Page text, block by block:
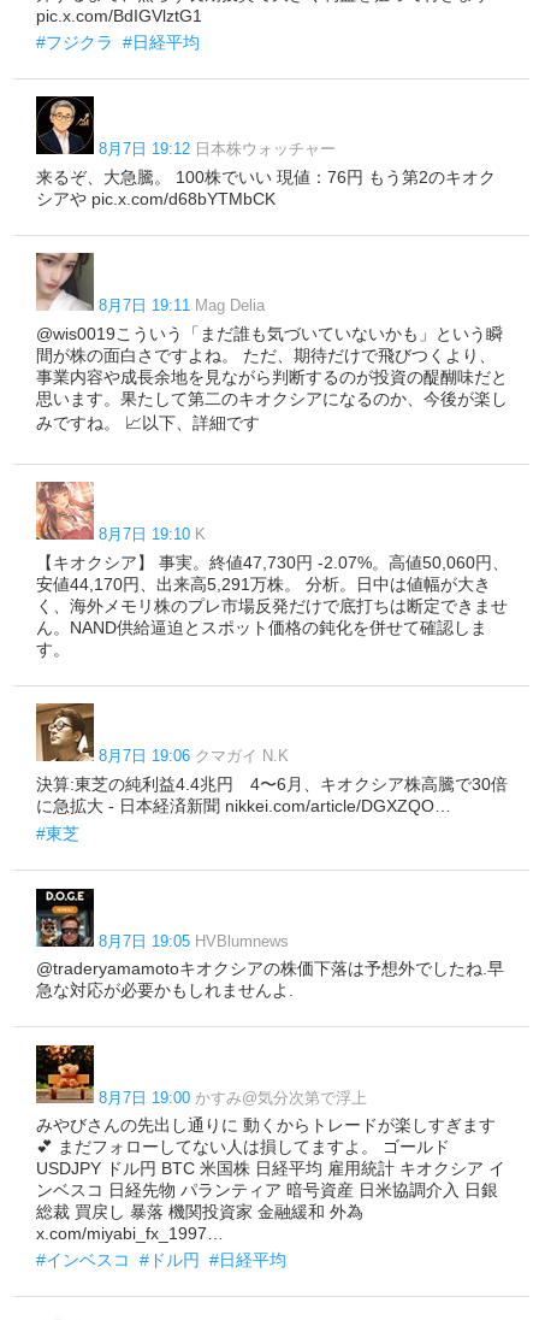
pic.x.com/BdIGVlztG1
#フジクラ
#日経平均
8月7日 19:12 日本株ウォッチャー
来るぞ、大急騰。 100株でいい 現値：76円 もう第2のキオク
シアや pic.x.com/d68bYTMbCK
8月7日 19:11 Mag Delia
@wis0019こういう「まだ誰も気づいていないかも」という瞬
間が株の面白さですよね。 ただ、期待だけで飛びつくより、
事業内容や成長余地を見ながら判断するのが投資の醍醐味だと
思います。果たして第二のキオクシアになるのか、今後が楽し
みですね。 📈以下、詳細です
8月7日 19:10 K
【キオクシア】 事実。終値47,730円 -2.07%。高値50,060円、
安値44,170円、出来高5,291万株。 分析。日中は値幅が大き
く、海外メモリ株のプレ市場反発だけで底打ちは断定できませ
ん。NAND供給逼迫とスポット価格の鈍化を併せて確認しま
す。
8月7日 19:06 クマガイ N.K
決算:東芝の純利益4.4兆円 4〜6月、キオクシア株高騰で30倍
に急拡大 - 日本経済新聞 nikkei.com/article/DGXZQO…
#東芝
8月7日 19:05 HVBlumnews
@traderyamamotoキオクシアの株価下落は予想外でしたね.早
急な対応が必要かもしれませんよ.
8月7日 19:00 かすみ@気分次第で浮上
みやびさんの先出し通りに 動くからトレードが楽しすぎます
💕 まだフォローしてない人は損してますよ。 ゴールド
USDJPY ドル円 BTC 米国株 日経平均 雇用統計 キオクシア イ
ンベスコ 日経先物 パランティア 暗号資産 日米協調介入 日銀
総裁 買戻し 暴落 機関投資家 金融緩和 外為
x.com/miyabi_fx_1997…
#インベスコ
#ドル円 #日経平均